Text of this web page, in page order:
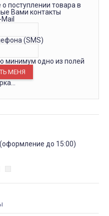
поступлении товара в
Вами контакты
(SMS)
минимум одно из полей
до 15:00)